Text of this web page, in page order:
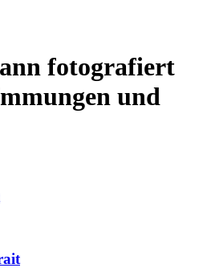
fotografiert
und